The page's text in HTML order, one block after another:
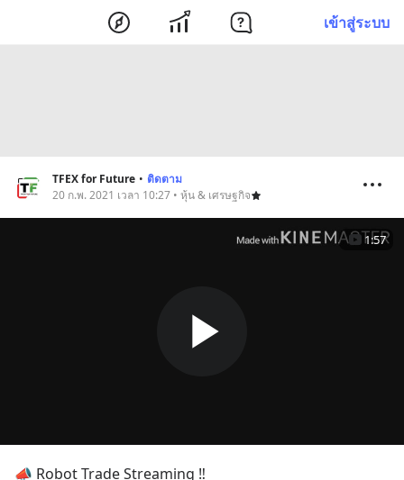
เข้าสู่ระบบ
TFEX for Future • ติดตาม
20 ก.พ. 2021 เวลา 10:27 • หุ้น & เศรษฐกิจ
1:57
📣 Robot Trade Streaming ‼️